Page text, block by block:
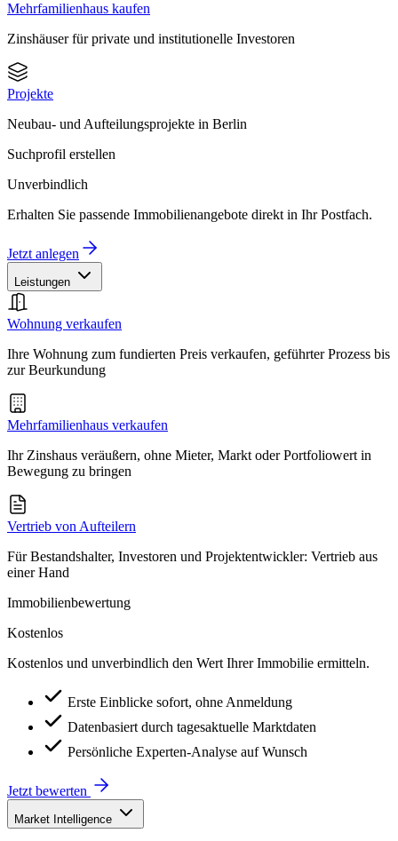
Mehrfamilienhaus kaufen
Zinshäuser für private und institutionelle Investoren
Projekte
Neubau- und Aufteilungsprojekte in Berlin
Suchprofil erstellen
Unverbindlich
Erhalten Sie passende Immobilienangebote direkt in Ihr Postfach.
Jetzt anlegen
Leistungen
Wohnung verkaufen
Ihre Wohnung zum fundierten Preis verkaufen, geführter Prozess bis
zur Beurkundung
Mehrfamilienhaus verkaufen
Ihr Zinshaus veräußern, ohne Mieter, Markt oder Portfoliowert in
Bewegung zu bringen
Vertrieb von Aufteilern
Für Bestandshalter, Investoren und Projektentwickler: Vertrieb aus
einer Hand
Immobilienbewertung
Kostenlos
Kostenlos und unverbindlich den Wert Ihrer Immobilie ermitteln.
Erste Einblicke sofort, ohne Anmeldung
Datenbasiert durch tagesaktuelle Marktdaten
Persönliche Experten-Analyse auf Wunsch
Jetzt bewerten
Market Intelligence